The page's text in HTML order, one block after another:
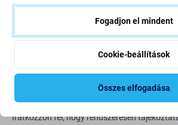
alakítjuk át folyamatainkat a
csökkentése érdekében.
Newsletter Fix
Iratkozzon fel, hogy rendszeresen
Fogadjon el mindent
Cookie-beállítások
Összes elfogadása